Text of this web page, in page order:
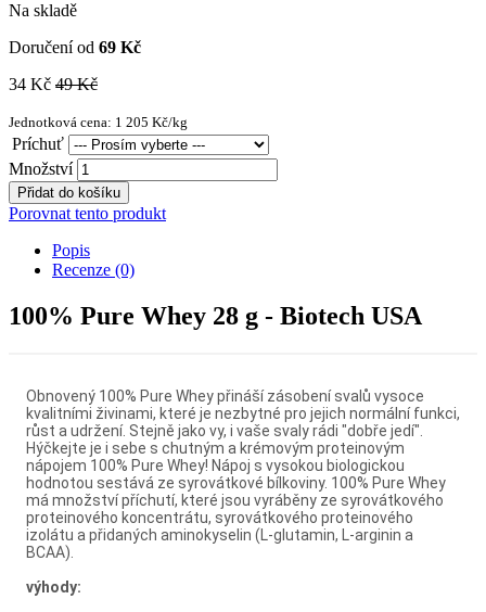
Na skladě
Doručení od 69 Kč
34 Kč 49 Kč
Jednotková cena: 1 205 Kč/kg
Príchuť
Množství
Přidat do košíku
Porovnat tento produkt
Popis
Recenze (0)
100% Pure Whey 28 g - Biotech USA
Obnovený 100% Pure Whey přináší zásobení svalů vysoce
kvalitními živinami, které je nezbytné pro jejich normální funkci,
růst a udržení. Stejně jako vy, i vaše svaly rádi "dobře jedí".
Hýčkejte je i sebe s chutným a krémovým proteinovým
nápojem 100% Pure Whey! Nápoj s vysokou biologickou
hodnotou sestává ze syrovátkové bílkoviny. 100% Pure Whey
má množství příchutí, které jsou vyráběny ze syrovátkového
proteinového koncentrátu, syrovátkového proteinového
izolátu a přidaných aminokyselin (L-glutamin, L-arginin a
BCAA).
výhody: